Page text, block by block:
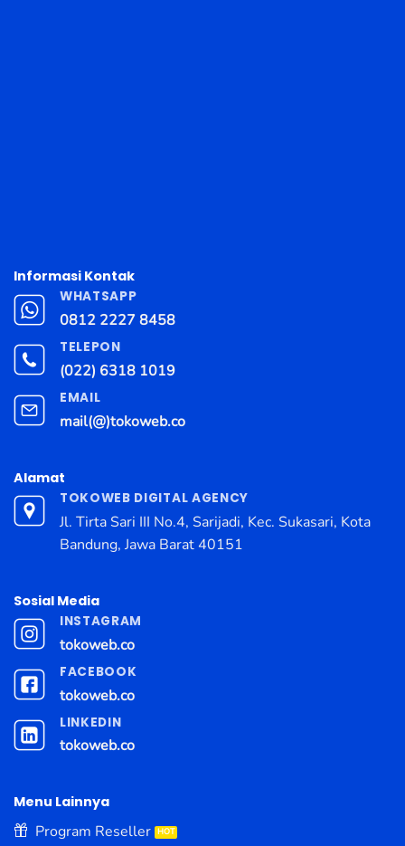
Informasi Kontak
WHATSAPP
0812 2227 8458
TELEPON
(022) 6318 1019
EMAIL
mail(@)tokoweb.co
Alamat
TOKOWEB DIGITAL AGENCY
Jl. Tirta Sari III No.4, Sarijadi, Kec. Sukasari, Kota
Bandung, Jawa Barat 40151
Sosial Media
INSTAGRAM
tokoweb.co
FACEBOOK
tokoweb.co
LINKEDIN
tokoweb.co
Menu Lainnya
Program Reseller